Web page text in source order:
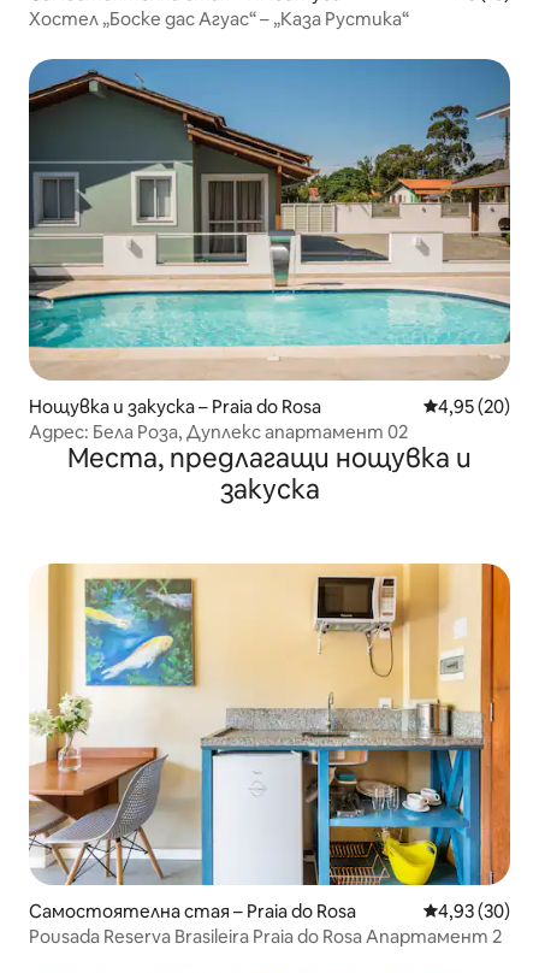
Хостел „Боске дас Агуас“ – „Каза Рустика“
Нощувка и закуска – Praia do Rosa Средна
4,95 (20)
Адрес: Бела Роза, Дуплекс апартамент 02
Места, предлагащи нощувка и
закуска
Самостоятелна стая – Praia do Rosa Средна
4,93 (30)
Pousada Reserva Brasileira Praia do Rosa Апартамент 2